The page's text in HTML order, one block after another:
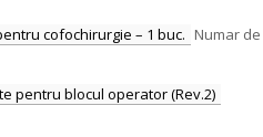
cofochirurgie – 1 buc. Numar
pentru blocul operator (Rev.2)